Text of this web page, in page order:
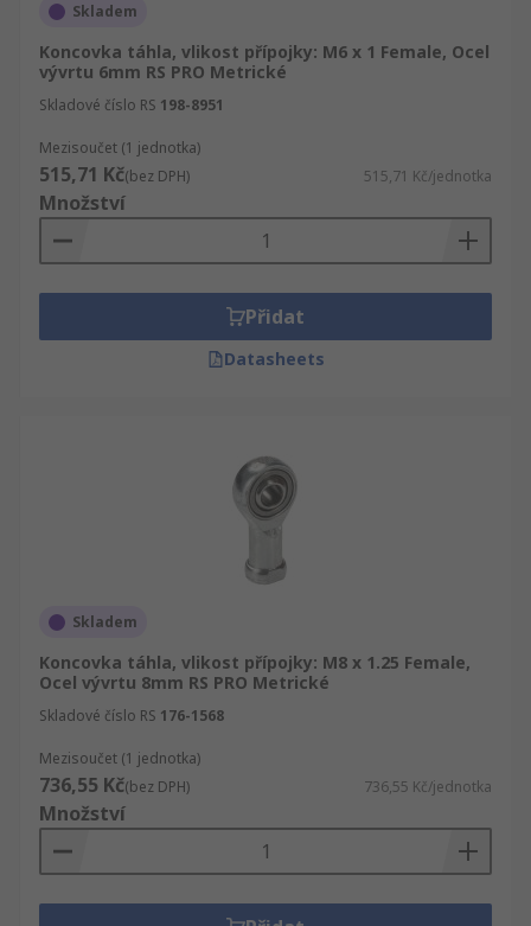
Skladem
Koncovka táhla, vlikost přípojky: M6 x 1 Female, Ocel
vývrtu 6mm RS PRO Metrické
Skladové číslo RS 198-8951
Mezisoučet (1 jednotka)
515,71 Kč(bez DPH) 515,71 Kč/jednotka
Množství
Přidat
Datasheets
Skladem
Koncovka táhla, vlikost přípojky: M8 x 1.25 Female,
Ocel vývrtu 8mm RS PRO Metrické
Skladové číslo RS 176-1568
Mezisoučet (1 jednotka)
736,55 Kč(bez DPH) 736,55 Kč/jednotka
Množství